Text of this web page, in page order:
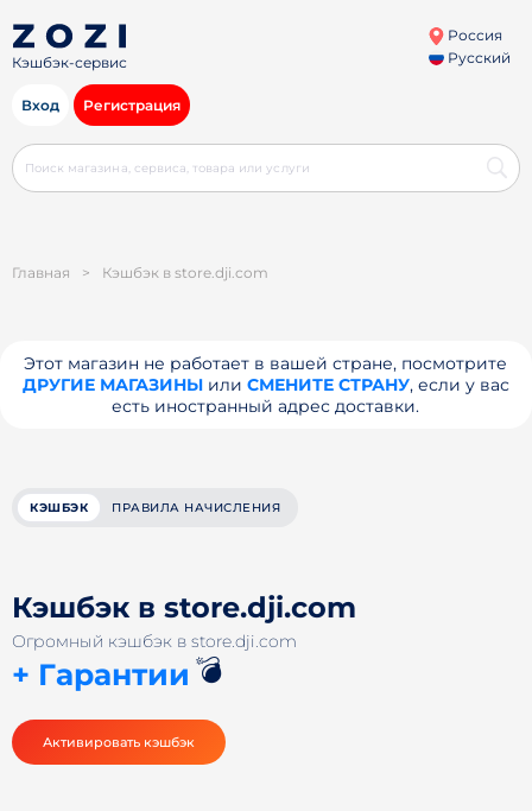
Кэшбэк-сервис
Россия
Русский
Вход Регистрация
Главная > Кэшбэк в store.dji.com
Этот магазин не работает в вашей стране, посмотрите
ДРУГИЕ МАГАЗИНЫили СМЕНИТЕ СТРАНУ, если у вас
есть иностранный адрес доставки.
КЭШБЭК ПРАВИЛА НАЧИСЛЕНИЯ
Кэшбэк в store.dji.com
Огромный кэшбэк в store.dji.com
+ Гарантии 💣
Активировать кэшбэк